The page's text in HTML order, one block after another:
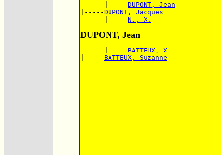
      |-----
DUPONT, Jean
|-----DUPONT, Jacques
      |-----
N., X.
DUPONT, Jean
      |-----
BATTEUX, X.
|----- BATTEUX, Suzanne